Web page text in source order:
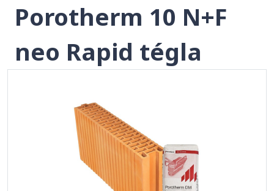
Porotherm 10 N+F
neo Rapid tégla